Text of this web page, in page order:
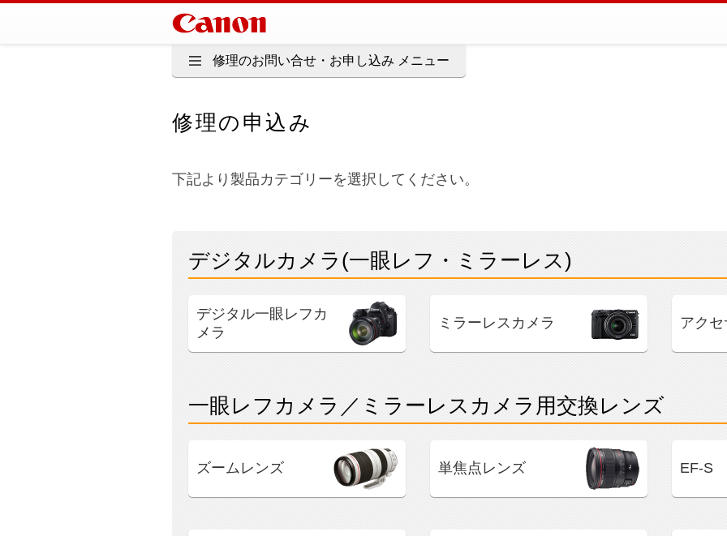
修理のお問い合せ・お申し込み メニュー
修理の申込み
下記より製品カテゴリーを選択してください。
デジタルカメラ(一眼レフ・ミラーレス)
デジタル一眼レフカ
メラ
ミラーレスカメラ アク
一眼レフカメラ／ミラーレスカメラ用交換レンズ
ズームレンズ 単焦点レンズ EF-S